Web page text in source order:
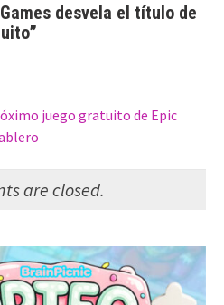
desvela el título de
”
juego gratuito de Epic
are closed.